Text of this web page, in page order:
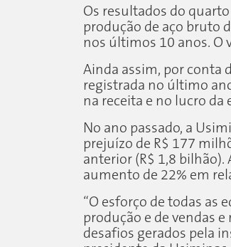
Os resultados do
produção de aço bruto
nos últimos 10 anos. O
Ainda assim, por conta
registrada no último
na receita e no lucro
No ano passado, a
prejuízo de R$ 177
anterior (R$ 1,8 bilhão).
aumento de 22% em
“O esforço de todas as
produção e de vendas
desafios gerados pela